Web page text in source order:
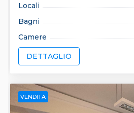
Locali
Bagni
Camere
DETTAGLIO
VENDITA